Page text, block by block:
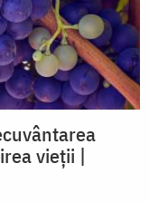
vieții |